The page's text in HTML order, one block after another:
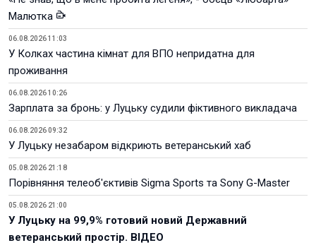
Малютка
06.08.2026 11:03
У Колках частина кімнат для ВПО непридатна для
проживання
06.08.2026 10:26
Зарплата за бронь: у Луцьку судили фіктивного викладача
06.08.2026 09:32
У Луцьку незабаром відкриють ветеранський хаб
05.08.2026 21:18
Порівняння телеоб'єктивів Sigma Sports та Sony G-Master
05.08.2026 21:00
У Луцьку на 99,9% готовий новий Державний
ветеранський простір. ВІДЕО